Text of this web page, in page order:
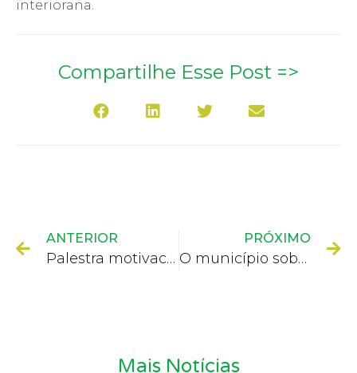
interiorana.
Compartilhe Esse Post =>
ANTERIOR
Palestra motivacional cumpriu mais uma etapa de valorização do comércio local
PRÓXIMO
O município sobe de 60% para 88.61% no índice de avaliação no Portal da Transparência
Mais Notícias